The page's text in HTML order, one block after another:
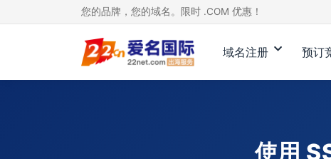
您的品牌，您的域名。限时 .COM 优惠！
域名注册 预订
使用